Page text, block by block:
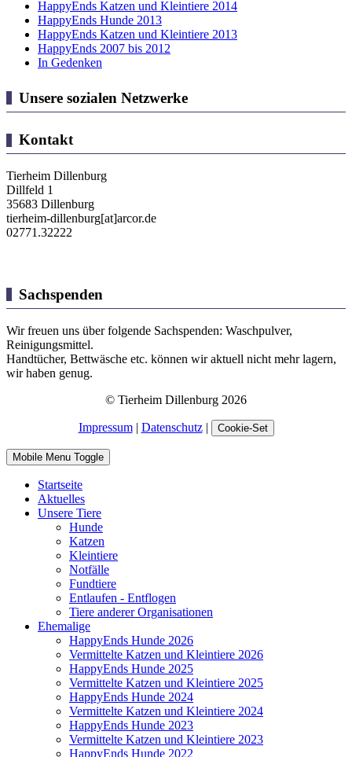
HappyEnds Katzen und Kleintiere 2014
HappyEnds Hunde 2013
HappyEnds Katzen und Kleintiere 2013
HappyEnds 2007 bis 2012
In Gedenken
Unsere sozialen Netzwerke
Kontakt
Tierheim Dillenburg
Dillfeld 1
35683 Dillenburg
tierheim-dillenburg[at]arcor.de
02771.32222
Sachspenden
Wir freuen uns über folgende Sachspenden: Waschpulver,
Reinigungsmittel.
Handtücher, Bettwäsche etc. können wir aktuell nicht mehr lagern,
wir haben genug.
© Tierheim Dillenburg 2026
Impressum| Datenschutz| Cookie-Set
Mobile Menu Toggle
Startseite
Aktuelles
Unsere Tiere
Hunde
Katzen
Kleintiere
Notfälle
Fundtiere
Entlaufen - Entflogen
Tiere anderer Organisationen
Ehemalige
HappyEnds Hunde 2026
Vermittelte Katzen und Kleintiere 2026
HappyEnds Hunde 2025
Vermittelte Katzen und Kleintiere 2025
HappyEnds Hunde 2024
Vermittelte Katzen und Kleintiere 2024
HappyEnds Hunde 2023
Vermittelte Katzen und Kleintiere 2023
HappyEnds Hunde 2022